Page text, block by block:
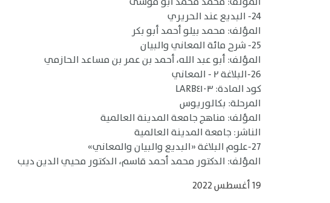
24- البديع عند الحريري
المؤلف: محمد بيلو أحمد أبو بكر
25- شرح مائة المعاني والبيان
المؤلف: أبو عبد الله، أحمد بن عمر بن مساعد الحازمي
26-البلاغة ٢ - المعاني
كود المادة: LARB٤١٠٣
المرحلة: بكالوريوس
المؤلف: مناهج جامعة المدينة العالمية
الناشر: جامعة المدينة العالمية
27-علوم البلاغة «البديع والبيان والمعاني»
المؤلف: الدكتور محمد أحمد قاسم، الدكتور محيي الدين ديب
19 أغسطس 2022